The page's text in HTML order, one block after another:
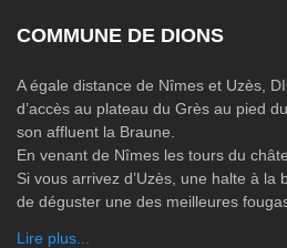
COMMUNE DE DIONS
A égale distance de Nîmes et Uzès,
d’accès au plateau du Grès au pied
son affluent la Braune.
En venant de Nîmes les tours du
Si vous arrivez d’Uzès, une halte à la
de déguster une des meilleures
Lire plus...